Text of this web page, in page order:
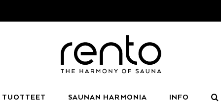
TUOTTEET SAUNAN HARMONIA INFO